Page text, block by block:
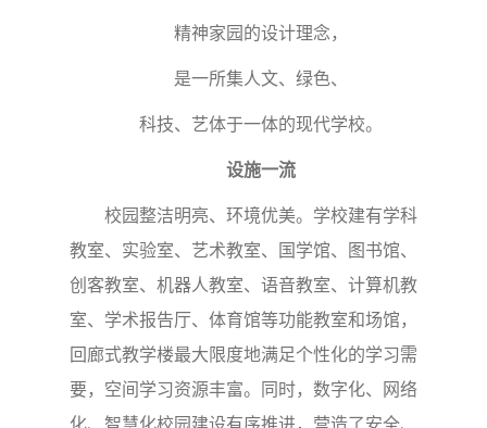
精神家园的设计理念，
是一所集人文、绿色、
科技、艺体于一体的现代学校。
设施一流
校园整洁明亮、环境优美。学校建有学科
教室、实验室、艺术教室、国学馆、图书馆、
创客教室、机器人教室、语音教室、计算机教
室、学术报告厅、体育馆等功能教室和场馆，
回廊式教学楼最大限度地满足个性化的学习需
要，空间学习资源丰富。同时，数字化、网络